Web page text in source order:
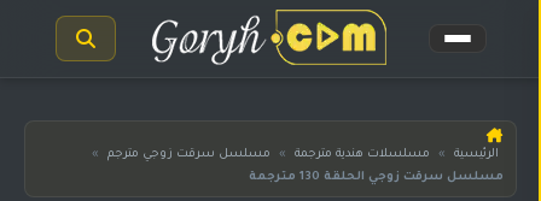
الرئيسية
مسلسلات
الرئيسية » مسلسلات هندية مترجمة » مسلسل سرقت زوجي مترجم
»
مسلسل سرقت زوجي الحلقة 130 مترجمة